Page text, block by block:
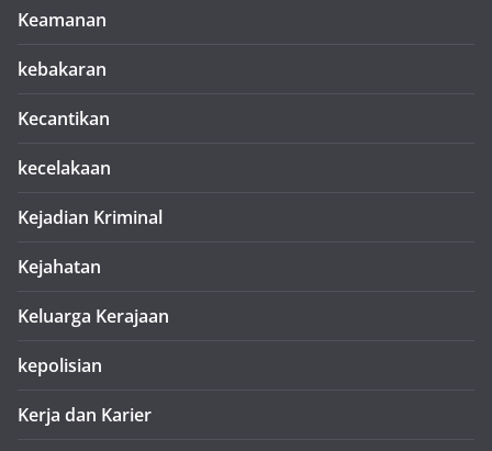
Keamanan
kebakaran
Kecantikan
kecelakaan
Kejadian Kriminal
Kejahatan
Keluarga Kerajaan
kepolisian
Kerja dan Karier